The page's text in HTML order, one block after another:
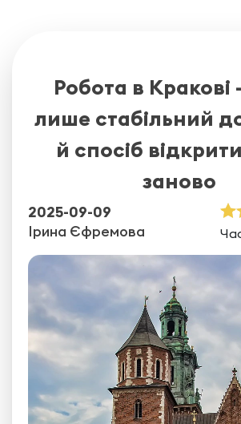
Робота в Кракові
лише стабільний
й спосіб
заново
2025-09-09
Ірина Єфремова